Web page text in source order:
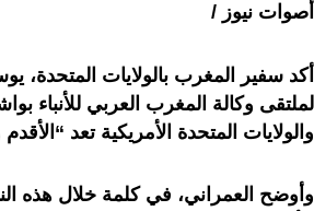
أصوات نيوز /
أكد سفير المغرب بالولايات المتحدة،
والولايات المتحدة الأمريكية تعد
وأوضح العمراني، في كلمة خلال هذه